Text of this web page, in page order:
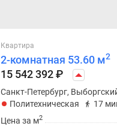
Квартира
2-комнатная 53.60 м2
15 542 392₽
Санкт-Петербург,
Политехническая
17
Цена за м2